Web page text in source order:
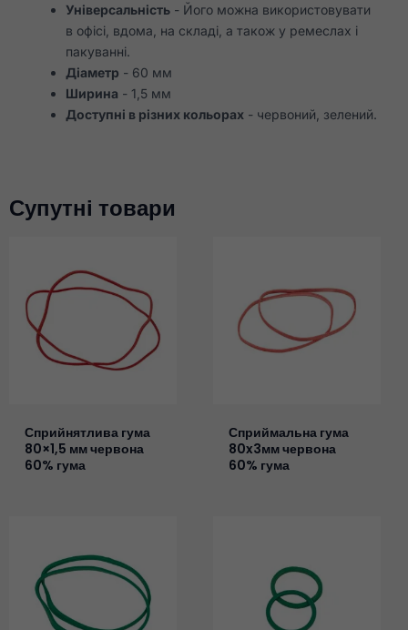
Універсальність - Його можна використовувати
в офісі, вдома, на складі, а також у ремеслах і
пакуванні.
Діаметр - 60 мм
Ширина - 1,5 мм
Доступні в різних кольорах - червоний, зелений.
Супутні товари
Сприйнятлива гума
80×1,5 мм червона
60% гума
Сприймальна гума
80x3мм червона
60% гума